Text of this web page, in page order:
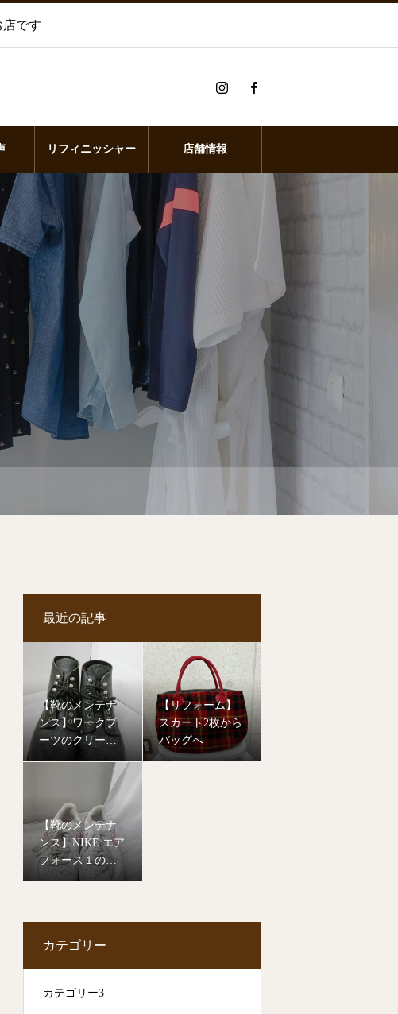
です
リフィニッシャー 店舗情報
最近の記事
【靴のメンテナ
ンス】ワークブ
ーツのクリーニ
【リフォーム】
スカート2枚から
バッグへ
【靴のメンテナ
ンス】NIKE エア
フォース１のク
リーニング
カテゴリー
カテゴリー3